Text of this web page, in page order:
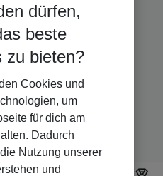
dürfen,
beste
zu bieten?
Cookies und
um
für dich am
Dadurch
Nutzung unserer
und